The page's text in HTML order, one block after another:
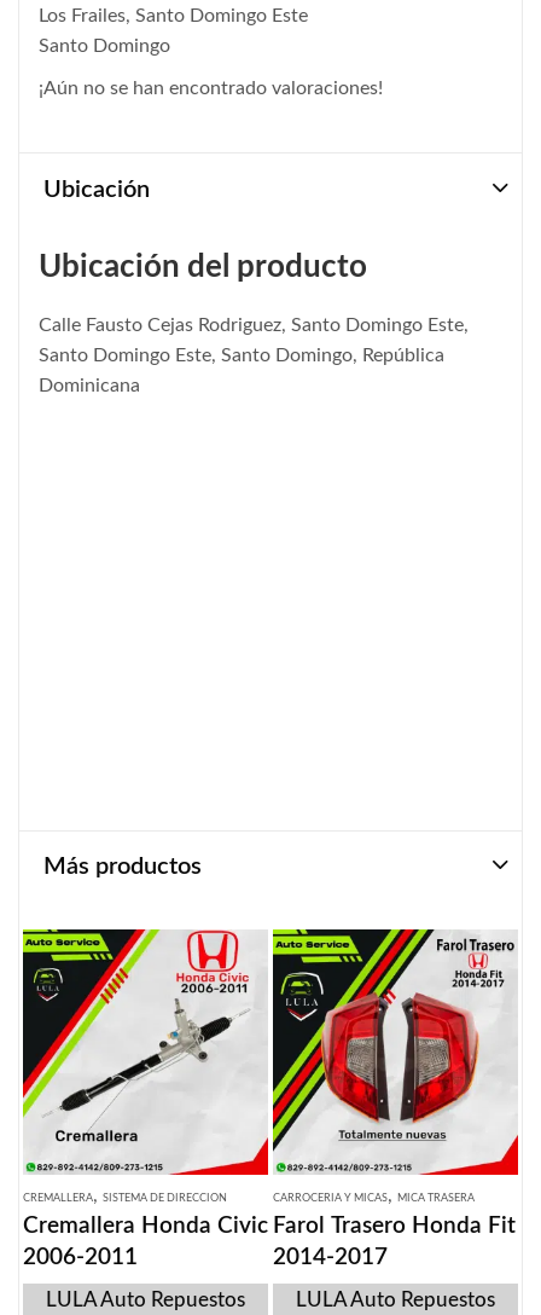
Los Frailes, Santo Domingo Este
Santo Domingo
¡Aún no se han encontrado valoraciones!
Ubicación
Ubicación del producto
Calle Fausto Cejas Rodriguez, Santo Domingo Este,
Santo Domingo Este, Santo Domingo, República
Dominicana
Más productos
CREMALLERA, SISTEMA DE DIRECCION
Cremallera Honda Civic
2006-2011
LULA Auto Repuestos
CARROCERIA Y MICAS, MICA TRASERA
Farol Trasero Honda Fit
2014-2017
LULA Auto Repuestos